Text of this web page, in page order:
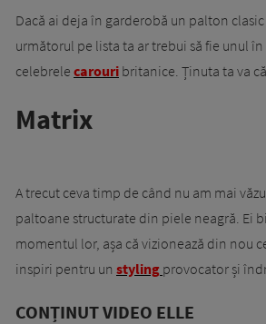
Dacă ai deja în garderobă un palton
următorul pe lista ta ar trebui să fie unul în
celebrele carouri britanice. Ținuta ta va
Matrix
A trecut ceva timp de când nu am mai
paltoane structurate din piele neagră. Ei
momentul lor, așa că vizionează din nou
inspiri pentru un styling provocator și
CONȚINUT VIDEO ELLE